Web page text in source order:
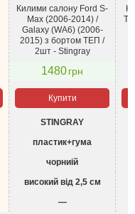
Килими салону Ford S-
Max (2006-2014) /
Galaxy (WA6) (2006-
2015) з бортом ТЕП /
2шт - Stingray
1480грн
Купити
STINGRAY
пластик+гума
чорниій
високий від 2,5 см
—